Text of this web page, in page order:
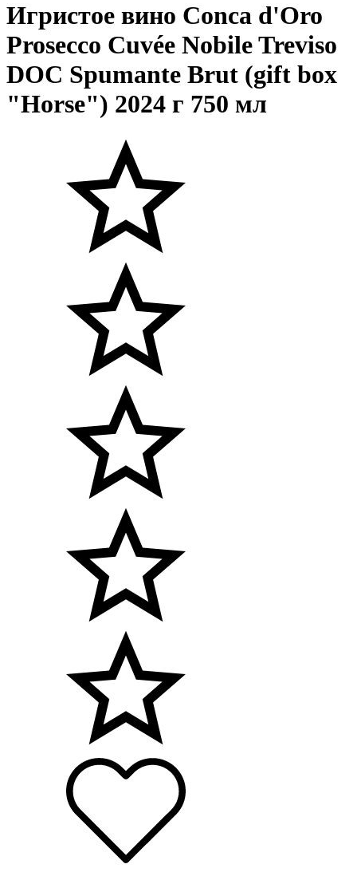
Игристое вино Conca d'Oro
Prosecco Cuvée Nobile Treviso
DOC Spumante Brut (gift box
"Horse") 2024 г 750 мл